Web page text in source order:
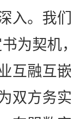
入。我
为契机
互融互
双方务